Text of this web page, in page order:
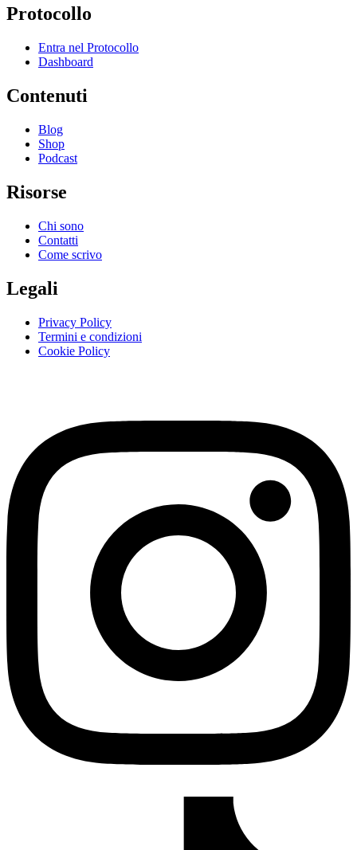
Protocollo
Entra nel Protocollo
Dashboard
Contenuti
Blog
Shop
Podcast
Risorse
Chi sono
Contatti
Come scrivo
Legali
Privacy Policy
Termini e condizioni
Cookie Policy